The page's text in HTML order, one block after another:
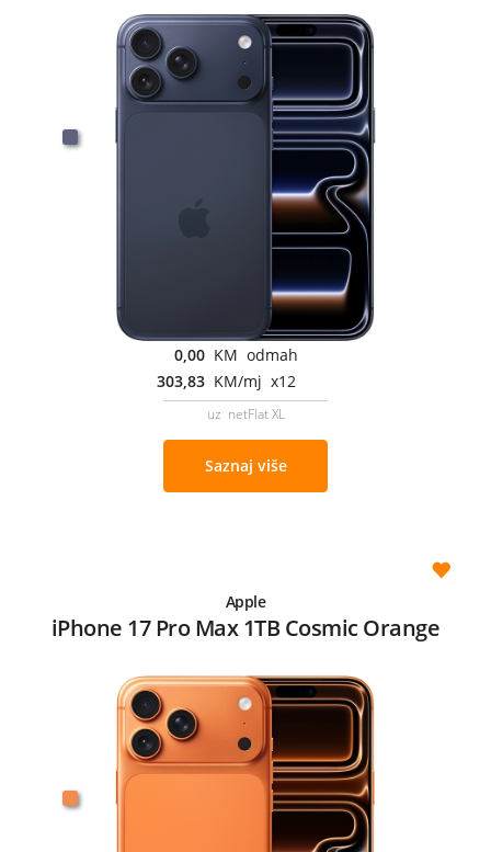
0,00 KM odmah
303,83 KM/mj x12
uz netFlat XL
Saznaj više
Apple
iPhone 17 Pro Max 1TB Cosmic Orange